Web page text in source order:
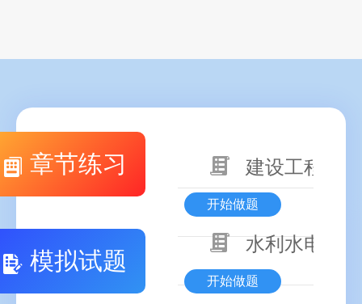
章节练习
模拟试题
建设工程基
开始做题
水利水电工
开始做题